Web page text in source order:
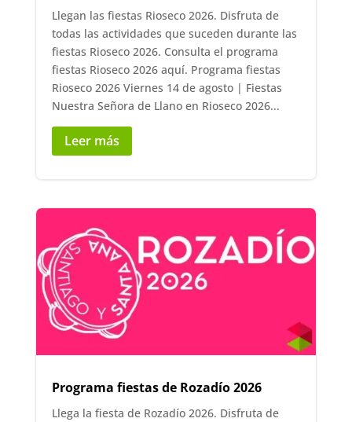
Llegan las fiestas Rioseco 2026. Disfruta de
todas las actividades que suceden durante las
fiestas Rioseco 2026. Consulta el programa
fiestas Rioseco 2026 aquí. Programa fiestas
Rioseco 2026 Viernes 14 de agosto | Fiestas
Nuestra Señora de Llano en Rioseco 2026...
Leer más
Programa fiestas de Rozadío 2026
Llega la fiesta de Rozadío 2026. Disfruta de